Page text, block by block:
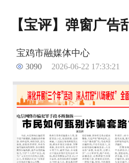
【宝评】弹窗广告
宝鸡市融媒体中心
3090 2026-06-22 17:33:21